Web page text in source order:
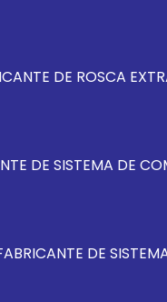
DE ROSCA
DE SISTEMA DE
DE